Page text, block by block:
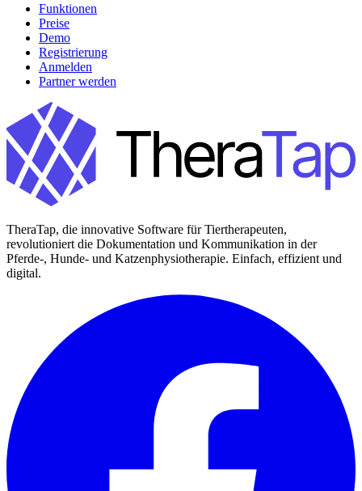
Funktionen
Preise
Demo
Registrierung
Anmelden
Partner werden
TheraTap, die innovative Software für Tiertherapeuten,
revolutioniert die Dokumentation und Kommunikation in der
Pferde-, Hunde- und Katzenphysiotherapie. Einfach, effizient und
digital.